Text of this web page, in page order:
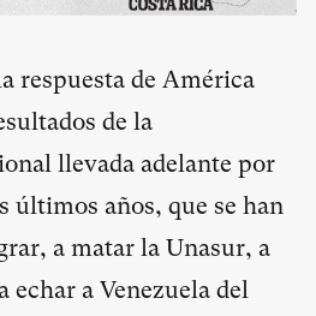
respuesta de América
de la
llevada adelante por
últimos años, que se han
a matar la Unasur, a
echar a Venezuela del